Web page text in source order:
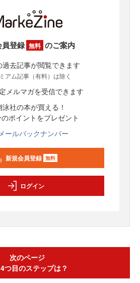
登録 無料 のご案内
過去記事が閲覧できます
アム記事（有料）は除く
メルマガを受信できます
泳社の本が買える！
ポイントをプレゼント
ールバックナンバー
新規会員登録 無料
ログイン
次のページ
つ目のステップは？